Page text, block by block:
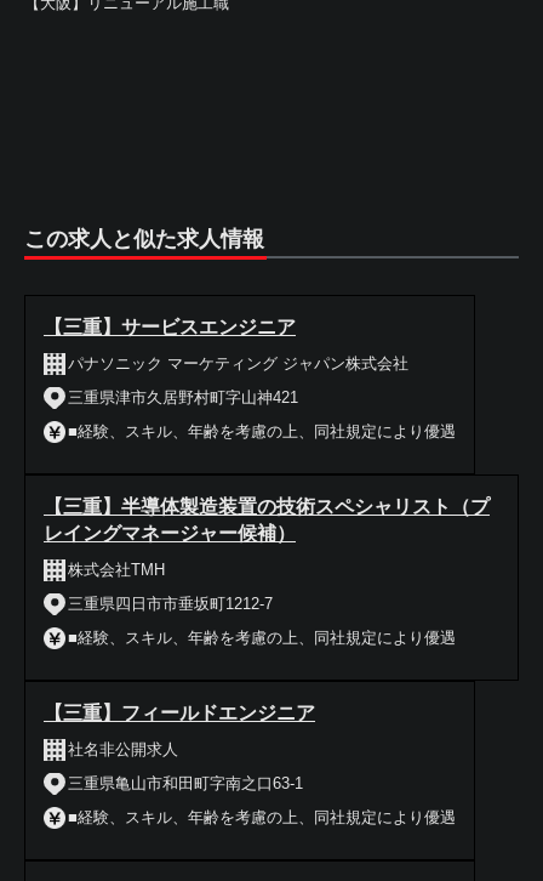
この求人と似た求人情報
【三重】サービスエンジニア
パナソニック マーケティング ジャパン株式会社
三重県津市久居野村町字山神421
■経験、スキル、年齢を考慮の上、同社規定により優遇
【三重】半導体製造装置の技術スペシャリスト（プ
レイングマネージャー候補）
株式会社TMH
三重県四日市市垂坂町1212-7
■経験、スキル、年齢を考慮の上、同社規定により優遇
【三重】フィールドエンジニア
社名非公開求人
三重県亀山市和田町字南之口63-1
■経験、スキル、年齢を考慮の上、同社規定により優遇